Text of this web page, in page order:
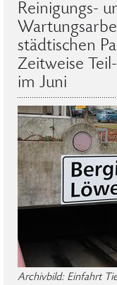
Reinigungs-
städtischen
Zeitweise
im Juni
Archivbild: Einfahrt